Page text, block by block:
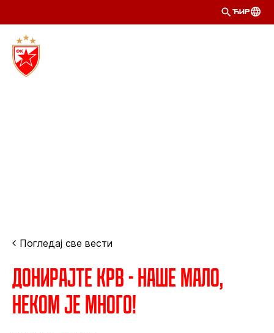
ЋИР
Погледај све вести
Донирајте крв - наше мало,
неком је много!